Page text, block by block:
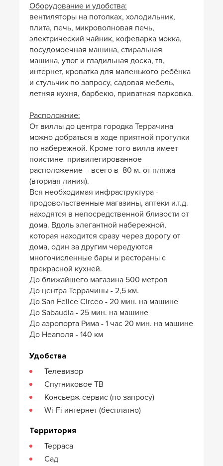
Оборудование и удобства:
вентиляторы на потолках, холодильник,
плита, печь, микроволновая печь,
электрический чайник, кофеварка мокка,
посудомоечная машина, стиральная
машина, утюг и гладильная доска, тв,
интернет, кроватка для маленького ребёнка
и стульчик по запросу, садовая мебель,
летняя кухня, барбекю, приватная парковка.
Расположние:
От виллы до центра городка Террачина
можно добраться в ходе приятной прогулки
по набережной. Кроме того вилла имеет
поистине привилегированное
расположение - всего в 80 м. от пляжа
(вториая линия).
Вся необходимая инфраструктура -
продовольственные магазины, аптеки и.т.д.
находятся в непосредственной близости от
дома. Вдоль элегантной набережной,
которая находится сразу через дорогу от
дома, один за другим чередуются
многочисленные бары и рестораны с
прекрасной кухней.
До ближайшего магазина 500 метров
До центра Террачины - 2,5 км.
До San Felice Circeo - 20 мин. на машине
До Sabaudia - 25 мин. на машине
До аэропорта Рима - 1 час 20 мин. на машине
До Неаполя - 140 км
Удобства
Телевизор
Спутниковое ТВ
Консьерж-сервис (по запросу)
Wi-Fi интернет (бесплатно)
Территория
Терраса
Сад